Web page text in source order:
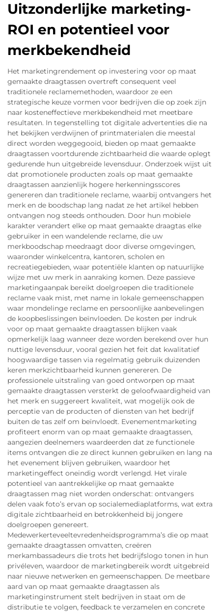
Uitzonderlijke marketing-
ROI en potentieel voor
merkbekendheid
Het marketingrendement op investering voor op maat
gemaakte draagtassen overtreft consequent veel
traditionele reclamemethoden, waardoor ze een
strategische keuze vormen voor bedrijven die op zoek zijn
naar kosteneffectieve merkbekendheid met meetbare
resultaten. In tegenstelling tot digitale advertenties die na
het bekijken verdwijnen of printmaterialen die meestal
direct worden weggegooid, bieden op maat gemaakte
draagtassen voortdurende zichtbaarheid die waarde oplegt
gedurende hun uitgebreide levensduur. Onderzoek wijst uit
dat promotionele producten zoals op maat gemaakte
draagtassen aanzienlijk hogere herkenningsscores
genereren dan traditionele reclame, waarbij ontvangers het
merk en de boodschap lang nadat ze het artikel hebben
ontvangen nog steeds onthouden. Door hun mobiele
karakter verandert elke op maat gemaakte draagtas elke
gebruiker in een wandelende reclame, die uw
merkboodschap meedraagt door diverse omgevingen,
waaronder winkelcentra, kantoren, scholen en
recreatiegebieden, waar potentiële klanten op natuurlijke
wijze met uw merk in aanraking komen. Deze passieve
marketingaanpak bereikt doelgroepen die traditionele
reclame vaak mist, met name in lokale gemeenschappen
waar mondelinge reclame en persoonlijke aanbevelingen
de koopbeslissingen beïnvloeden. De kosten per indruk
voor op maat gemaakte draagtassen blijken vaak
opmerkelijk laag wanneer deze worden berekend over hun
nuttige levensduur, vooral gezien het feit dat kwalitatief
hoogwaardige tassen via regelmatig gebruik duizenden
keren merkzichtbaarheid kunnen genereren. De
professionele uitstraling van goed ontworpen op maat
gemaakte draagtassen versterkt de geloofwaardigheid van
het merk en suggereert kwaliteit, wat mogelijk ook de
perceptie van de producten of diensten van het bedrijf
buiten de tas zelf om beïnvloedt. Evenementmarketing
profiteert enorm van op maat gemaakte draagtassen,
aangezien deelnemers waardeerden dat ze functionele
items ontvangen die ze direct kunnen gebruiken en lang na
het evenement blijven gebruiken, waardoor het
marketingeffect oneindig wordt verlengd. Het virale
potentieel van aantrekkelijke op maat gemaakte
draagtassen mag niet worden onderschat: ontvangers
delen vaak foto’s ervan op socialemediaplatforms, wat extra
digitale zichtbaarheid en betrokkenheid bij jongere
doelgroepen genereert.
Medewerkerteveeltevredenheidsprogramma’s die op maat
gemaakte draagtassen omvatten, creëren
merkambassadeurs die trots het bedrijfslogo tonen in hun
privéleven, waardoor de marketingbereik wordt uitgebreid
naar nieuwe netwerken en gemeenschappen. De meetbare
aard van op maat gemaakte draagtassen als
marketinginstrument stelt bedrijven in staat om de
distributie te volgen, feedback te verzamelen en concrete